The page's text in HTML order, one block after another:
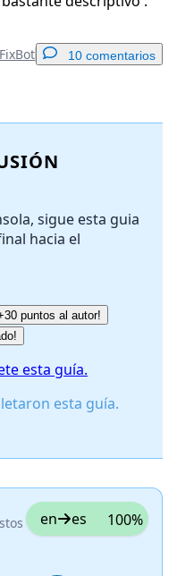
10 comentarios
Publicar comentario
sigue esta guia
hacia el
puntos al autor!
esta guía.
esta guía.
en es 100%